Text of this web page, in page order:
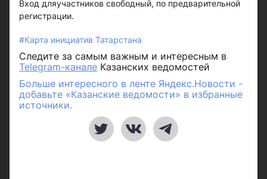
Вход дляучастников свободный, по предварительной
регистрации.
#Карта инициатив Татарстана
Следите за самым важным и интересным в
Telegram-канале Казанских ведомостей
Больше интересного в ленте Яндекс.Новости -
добавьте «Казанские ведомости» в избранные
источники.